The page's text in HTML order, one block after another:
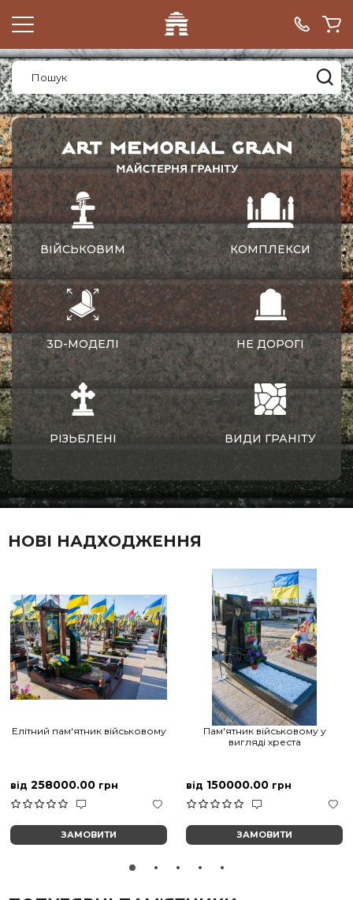
ВІЙСЬКОВИМ КОМПЛЕКСИ
3D-МОДЕЛІ НЕ ДОРОГІ
РІЗЬБЛЕНІ ВИДИ ГРАНІТУ
НОВІ НАДХОДЖЕННЯ
Елітний пам'ятник військовому
від 258000.00 грн
ЗАМОВИТИ
Пам'ятник військовому у
вигляді хреста
від 150000.00 грн
ЗАМОВИТИ